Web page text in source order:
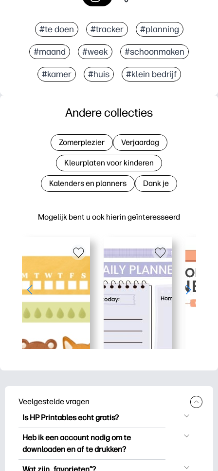
#te doen #tracker #planning
#maand #week #schoonmaken
#kamer #huis #klein bedrijf
Mogelijk bent u ook hierin geïnteresseerd
Andere collecties
Zomerplezier Verjaardag
Kleurplaten voor kinderen
Kalenders en planners Dank je
Veelgestelde vragen
Is HP Printables echt gratis?
HP Printables biedt meer dan 2.500
gratis printables om te downloaden en
kleurplaten, leuke leerwerkbladen,
Heb ik een account nodig om te
downloaden en af te drukken?
Je kunt ontdekken en printen zonder een